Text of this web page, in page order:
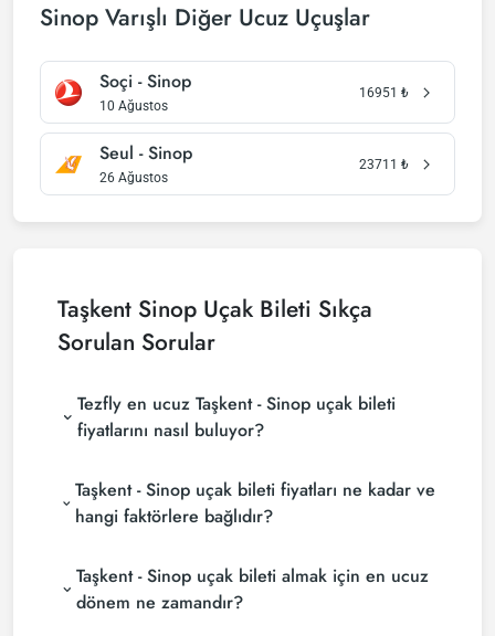
Sinop Varışlı Diğer Ucuz Uçuşlar
Soçi - Sinop
10 Ağustos
16951 ₺
Seul - Sinop
26 Ağustos
23711 ₺
Taşkent Sinop Uçak Bileti Sıkça
Sorulan Sorular
Tezfly en ucuz Taşkent - Sinop uçak bileti
fiyatlarını nasıl buluyor?
bulmak için tur operatörleri, büyük rezervasyon
siteleri (konsolidatörler) ve yüzlerce havayolu
sitesini aramaktadır. Tezfly sitesinde yapacağın tek
Taşkent - Sinop uçak biletlerini bulup karşılaştırabilir
ve un uygun biletini seçebilirsin.
Taşkent - Sinop uçak bileti fiyatları ne kadar ve
hangi faktörlere bağlıdır?
şirketine, seyahat tarihlerinize, bilet sınıfınıza ve
rezervasyon yapılan döneme göre değişiklik
Taşkent - Sinop uçak bileti almak için en ucuz
dönem ne zamandır?